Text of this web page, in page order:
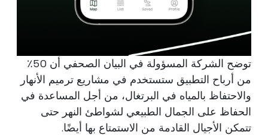
توضح الشركة المسؤولة في البيان الصحفي أن 50٪
من أرباح التطبيق ستستخدم في مشاريع ترميم الأنهار
والاحتفاظ بالمياه في البرتغال، من أجل المساعدة في
الحفاظ على الجمال الطبيعي لشواطئ النهر حتى
تتمكن الأجيال القادمة من الاستمتاع بها أيضًا.